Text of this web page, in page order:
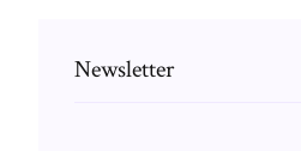
Newsletter